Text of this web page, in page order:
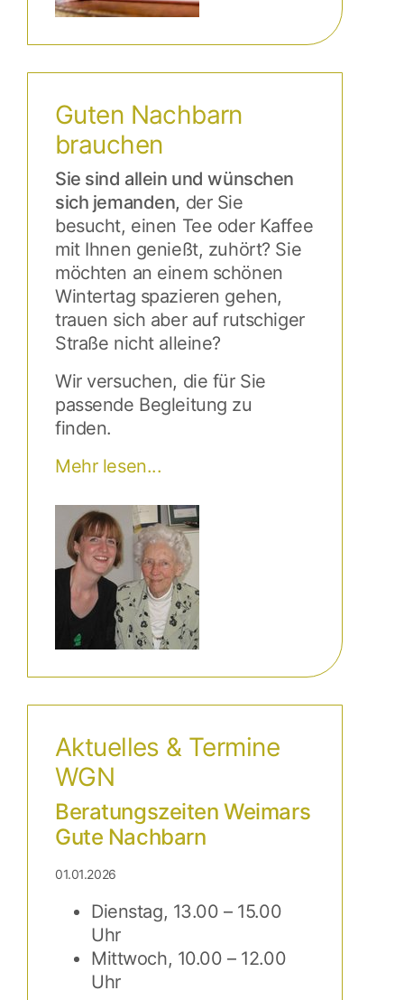
Guten Nachbarn
brauchen
Sie sind allein und wünschen
sich jemanden, der Sie
besucht, einen Tee oder Kaffee
mit Ihnen genießt, zuhört? Sie
möchten an einem schönen
Wintertag spazieren gehen,
trauen sich aber auf rutschiger
Straße nicht alleine?
Wir versuchen, die für Sie
passende Begleitung zu
finden.
Mehr lesen...
Aktuelles & Termine
WGN
Jana und